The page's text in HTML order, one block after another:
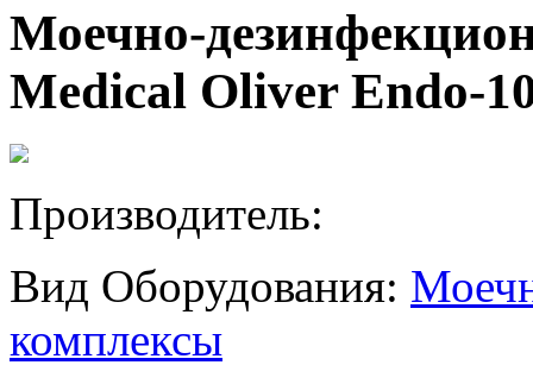
Моечно-
Medical Oliver Endo-
Производитель:
Вид Оборудования:
комплексы